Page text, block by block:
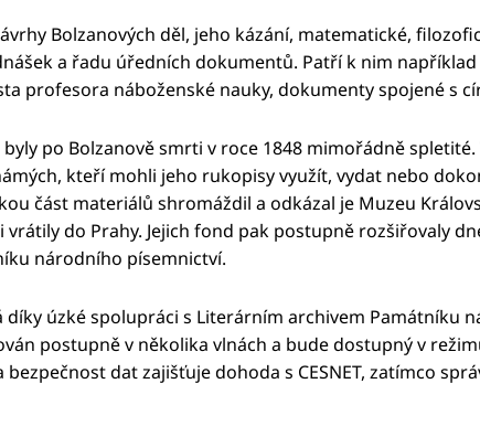
Bolzanových děl, jeho kázání, matematické,
a řadu úředních dokumentů. Patří k nim
profesora náboženské nauky, dokumenty spojené s
po Bolzanově smrti v roce 1848 mimořádně
kteří mohli jeho rukopisy využít, vydat nebo
část materiálů shromáždil a odkázal je Muzeu
vrátily do Prahy. Jejich fond pak postupně rozšiřovaly
národního písemnictví.
díky úzké spolupráci s Literárním archivem Památníku
postupně v několika vlnách a bude dostupný v
bezpečnost dat zajišťuje dohoda s CESNET, zatímco